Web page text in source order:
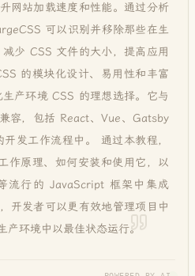
网站加载速度和性能。通过分析
可以识别并移除那些在生
少 CSS 文件的大小，提高应用
的模块化设计、易用性和丰富
产环境 CSS 的理想选择。它与
容，包括 React、Vue、Gatsby
发工作流程中。 通过本教程，
作原理、如何安装和使用它，以
流行的 JavaScript 框架中集成
开发者可以更有效地管理项目中
产环境中以最佳状态运行。